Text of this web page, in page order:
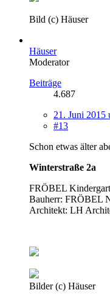
Bild (c) Häuser
Häuser
Moderator
Beiträge
4.687
21. Juni 2015
#13
Schon etwas älter
Winterstraße 2a
FRÖBEL
Bauherr: FRÖBEL
Architekt: LH
Bilder (c) Häuser